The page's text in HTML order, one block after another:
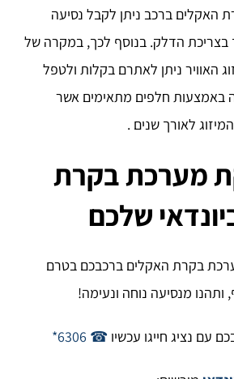
האקלים ברכב ניתן לקבל נסיעה
בצריכת הדלק. בנוסף לכך, במקרה של
האוויר ניתן לאתרם בקלות ולטפל
חלפים מתאימים אשר
לאורך שנים .
מערכת בקרת
שלכם
בקרת האקלים ברכבכם בטרם
ותהנו מנסיעה נוחה ונעימה!
עם נציג חייגו עכשיו ☎ 6306*